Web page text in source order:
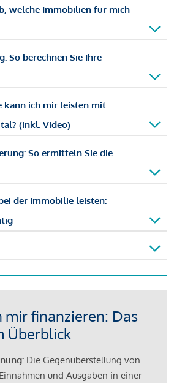
welche Immobilien für mich
So berechnen Sie Ihre
kann ich mir leisten mit
(inkl. Video)
So ermitteln Sie die
der Immobilie leisten:
mir finanzieren: Das
Überblick
Die Gegenüberstellung von
und Ausgaben in einer